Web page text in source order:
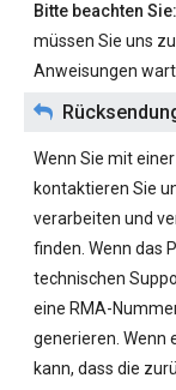
Bitte beachten Sie:
müssen Sie uns
Anweisungen
Wenn Sie mit
kontaktieren Sie
verarbeiten und
finden. Wenn das
technischen
eine RMA-
generieren. Wenn
kann, dass die